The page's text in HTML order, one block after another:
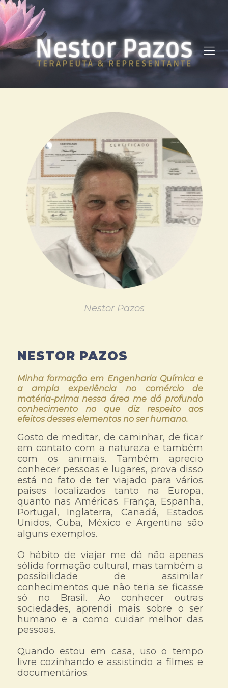
Nestor Pazos
NESTOR PAZOS
Minha formação em Engenharia Química e
a ampla experiência no comércio de
matéria-prima nessa área me dá profundo
conhecimento no que diz respeito aos
efeitos desses elementos no ser humano.
Gosto de meditar, de caminhar, de ficar
em contato com a natureza e também
com os animais. Também aprecio
conhecer pessoas e lugares, prova disso
está no fato de ter viajado para vários
países localizados tanto na Europa,
quanto nas Américas. França, Espanha,
Portugal, Inglaterra, Canadá, Estados
Unidos, Cuba, México e Argentina são
alguns exemplos.
O hábito de viajar me dá não apenas
sólida formação cultural, mas também a
possibilidade de assimilar
conhecimentos que não teria se ficasse
só no Brasil. Ao conhecer outras
sociedades, aprendi mais sobre o ser
humano e a como cuidar melhor das
pessoas.
Quando estou em casa, uso o tempo
livre cozinhando e assistindo a filmes e
documentários.